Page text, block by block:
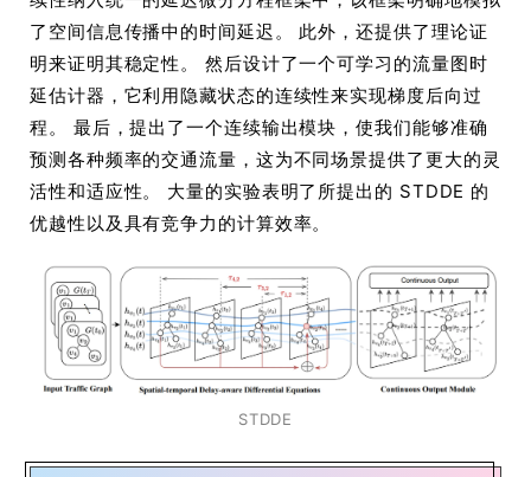
了空间信息传播中的时间延迟。 此外，还提供了理论证
明来证明其稳定性。 然后设计了一个可学习的流量图时
延估计器，它利用隐藏状态的连续性来实现梯度后向过
程。 最后，提出了一个连续输出模块，使我们能够准确
预测各种频率的交通流量，这为不同场景提供了更大的灵
活性和适应性。 大量的实验表明了所提出的 STDDE 的
优越性以及具有竞争力的计算效率。
STDDE